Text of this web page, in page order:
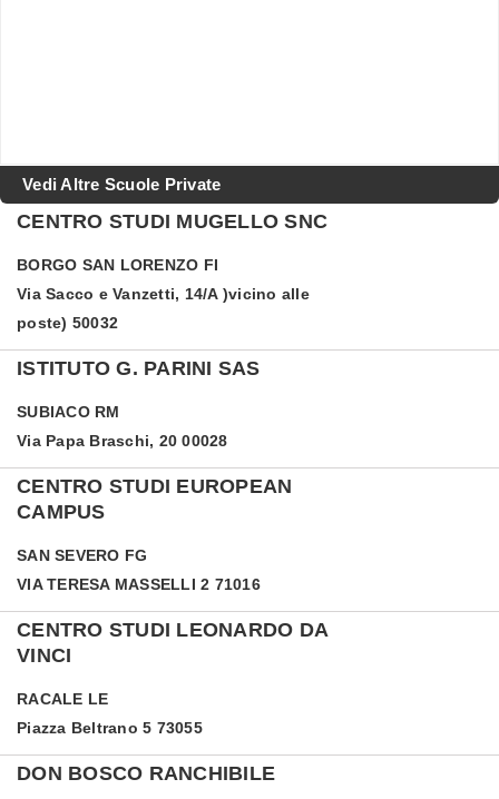
Vedi Altre Scuole Private
CENTRO STUDI MUGELLO SNC
BORGO SAN LORENZO FI
Via Sacco e Vanzetti, 14/A )vicino alle
poste) 50032
ISTITUTO G. PARINI SAS
SUBIACO RM
Via Papa Braschi, 20 00028
CENTRO STUDI EUROPEAN
CAMPUS
SAN SEVERO FG
VIA TERESA MASSELLI 2 71016
CENTRO STUDI LEONARDO DA
VINCI
RACALE LE
Piazza Beltrano 5 73055
DON BOSCO RANCHIBILE